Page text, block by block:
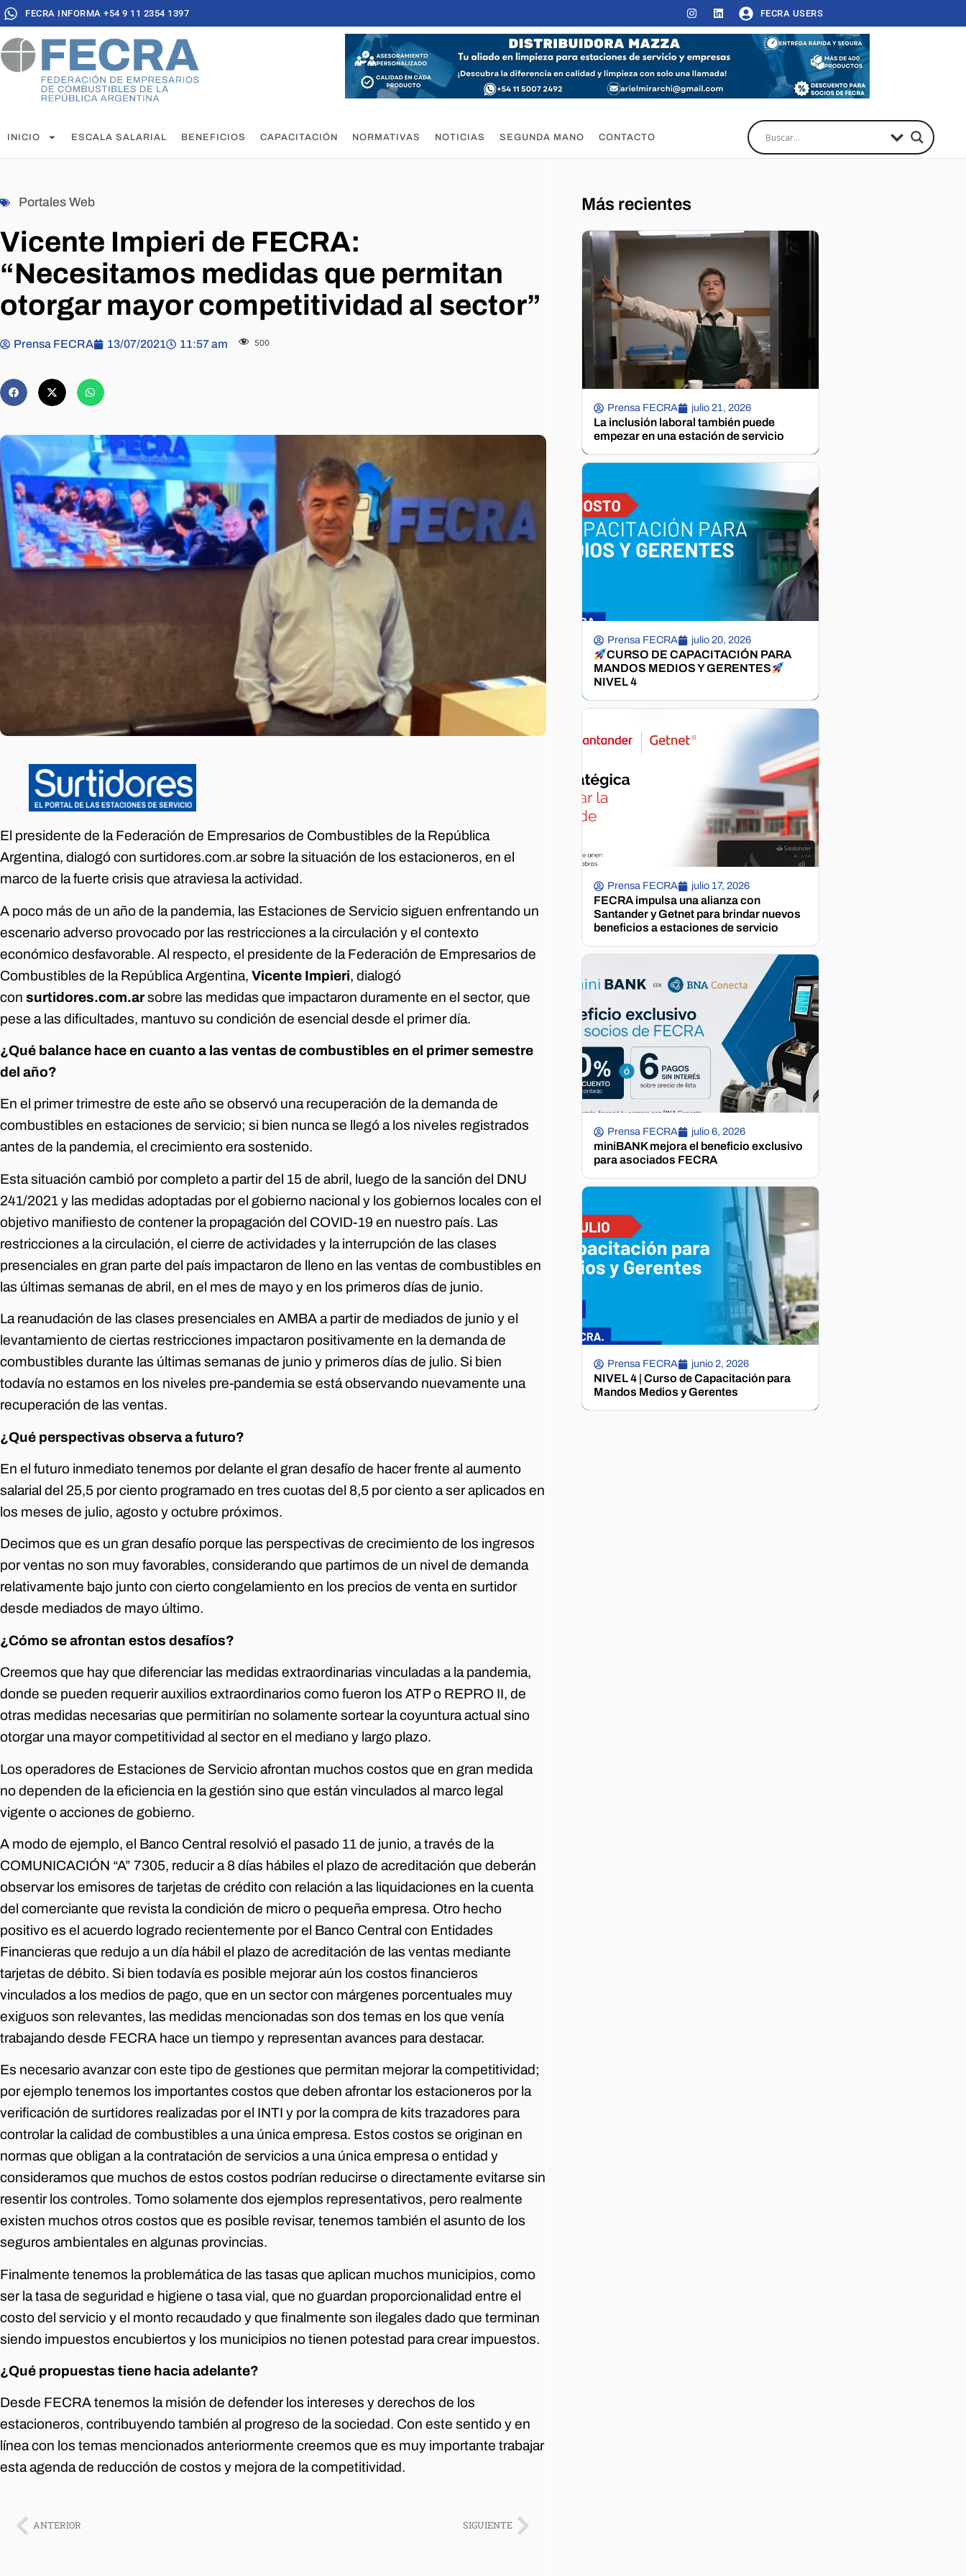
FECRA INFORMA +54 9 11 2354 1397 FECRA USERS
INICIO ESCALA SALARIAL BENEFICIOS CAPACITACIÓN NORMATIVAS NOTICIAS SEGUNDA MANO CONTACTO
Portales Web
Vicente Impieri de FECRA:
“Necesitamos medidas que permitan
otorgar mayor competitividad al sector”
Prensa FECRA 13/07/2021 11:57 am 500
El presidente de la Federación de Empresarios de Combustibles de la República
Argentina, dialogó con surtidores.com.ar sobre la situación de los estacioneros, en el
marco de la fuerte crisis que atraviesa la actividad.
A poco más de un año de la pandemia, las Estaciones de Servicio siguen enfrentando un
escenario adverso provocado por las restricciones a la circulación y el contexto
económico desfavorable. Al respecto, el presidente de la Federación de Empresarios de
Combustibles de la República Argentina, Vicente Impieri, dialogó
con surtidores.com.arsobre las medidas que impactaron duramente en el sector, que
pese a las dificultades, mantuvo su condición de esencial desde el primer día.
¿Qué balance hace en cuanto a las ventas de combustibles en el primer semestre
del año?
En el primer trimestre de este año se observó una recuperación de la demanda de
combustibles en estaciones de servicio; si bien nunca se llegó a los niveles registrados
antes de la pandemia, el crecimiento era sostenido.
Esta situación cambió por completo a partir del 15 de abril, luego de la sanción del DNU
241/2021 y las medidas adoptadas por el gobierno nacional y los gobiernos locales con el
objetivo manifiesto de contener la propagación del COVID-19 en nuestro país. Las
restricciones a la circulación, el cierre de actividades y la interrupción de las clases
presenciales en gran parte del país impactaron de lleno en las ventas de combustibles en
las últimas semanas de abril, en el mes de mayo y en los primeros días de junio.
La reanudación de las clases presenciales en AMBA a partir de mediados de junio y el
levantamiento de ciertas restricciones impactaron positivamente en la demanda de
combustibles durante las últimas semanas de junio y primeros días de julio. Si bien
todavía no estamos en los niveles pre-pandemia se está observando nuevamente una
recuperación de las ventas.
¿Qué perspectivas observa a futuro?
En el futuro inmediato tenemos por delante el gran desafío de hacer frente al aumento
salarial del 25,5 por ciento programado en tres cuotas del 8,5 por ciento a ser aplicados en
los meses de julio, agosto y octubre próximos.
Decimos que es un gran desafío porque las perspectivas de crecimiento de los ingresos
por ventas no son muy favorables, considerando que partimos de un nivel de demanda
relativamente bajo junto con cierto congelamiento en los precios de venta en surtidor
desde mediados de mayo último.
¿Cómo se afrontan estos desafíos?
Creemos que hay que diferenciar las medidas extraordinarias vinculadas a la pandemia,
donde se pueden requerir auxilios extraordinarios como fueron los ATP o REPRO II, de
otras medidas necesarias que permitirían no solamente sortear la coyuntura actual sino
otorgar una mayor competitividad al sector en el mediano y largo plazo.
Los operadores de Estaciones de Servicio afrontan muchos costos que en gran medida
no dependen de la eficiencia en la gestión sino que están vinculados al marco legal
vigente o acciones de gobierno.
A modo de ejemplo, el Banco Central resolvió el pasado 11 de junio, a través de la
COMUNICACIÓN “A” 7305, reducir a 8 días hábiles el plazo de acreditación que deberán
observar los emisores de tarjetas de crédito con relación a las liquidaciones en la cuenta
del comerciante que revista la condición de micro o pequeña empresa. Otro hecho
positivo es el acuerdo logrado recientemente por el Banco Central con Entidades
Financieras que redujo a un día hábil el plazo de acreditación de las ventas mediante
tarjetas de débito. Si bien todavía es posible mejorar aún los costos financieros
vinculados a los medios de pago, que en un sector con márgenes porcentuales muy
exiguos son relevantes, las medidas mencionadas son dos temas en los que venía
trabajando desde FECRA hace un tiempo y representan avances para destacar.
Es necesario avanzar con este tipo de gestiones que permitan mejorar la competitividad;
por ejemplo tenemos los importantes costos que deben afrontar los estacioneros por la
verificación de surtidores realizadas por el INTI y por la compra de kits trazadores para
controlar la calidad de combustibles a una única empresa. Estos costos se originan en
normas que obligan a la contratación de servicios a una única empresa o entidad y
consideramos que muchos de estos costos podrían reducirse o directamente evitarse sin
resentir los controles. Tomo solamente dos ejemplos representativos, pero realmente
existen muchos otros costos que es posible revisar, tenemos también el asunto de los
seguros ambientales en algunas provincias.
Finalmente tenemos la problemática de las tasas que aplican muchos municipios, como
ser la tasa de seguridad e higiene o tasa vial, que no guardan proporcionalidad entre el
costo del servicio y el monto recaudado y que finalmente son ilegales dado que terminan
siendo impuestos encubiertos y los municipios no tienen potestad para crear impuestos.
¿Qué propuestas tiene hacia adelante?
Desde FECRA tenemos la misión de defender los intereses y derechos de los
estacioneros, contribuyendo también al progreso de la sociedad. Con este sentido y en
línea con los temas mencionados anteriormente creemos que es muy importante trabajar
esta agenda de reducción de costos y mejora de la competitividad.
ANTERIOR SIGUIENTE
Más recientes
Prensa FECRA julio 21, 2026
La inclusión laboral también puede
empezar en una estación de servicio
Prensa FECRA julio 20, 2026
CURSO DE CAPACITACIÓN PARA
MANDOS MEDIOS Y GERENTES
NIVEL 4
Prensa FECRA julio 17, 2026
FECRA impulsa una alianza con
Santander y Getnet para brindar nuevos
beneficios a estaciones de servicio
Prensa FECRA julio 6, 2026
miniBANK mejora el beneficio exclusivo
para asociados FECRA
Prensa FECRA junio 2, 2026
NIVEL 4 | Curso de Capacitación para
Mandos Medios y Gerentes